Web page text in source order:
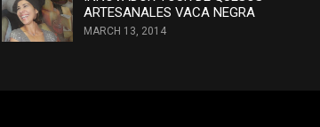
ARTESANALES VACA NEGRA
MARCH 13, 2014